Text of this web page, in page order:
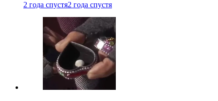
2 года спустя2 года спустя